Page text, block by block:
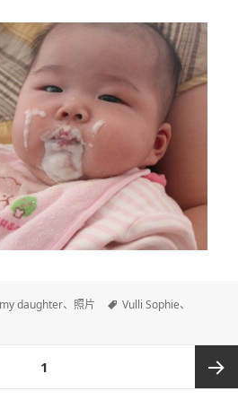
分
my daughter、 照片
标
Vulli Sophie、
1